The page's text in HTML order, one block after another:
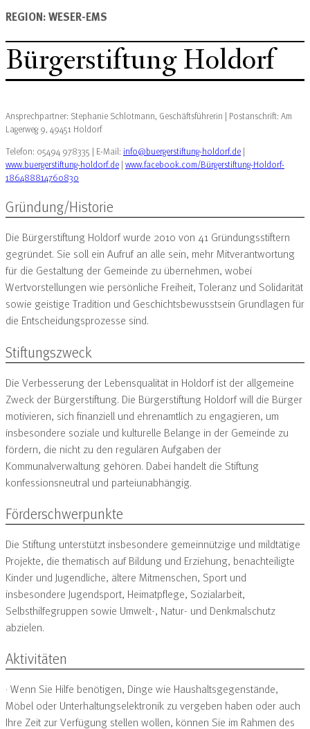
REGION: WESER-EMS
Bürgerstiftung Holdorf
Ansprechpartner: Stephanie Schlotmann, Geschäftsführerin | Postanschrift: Am
Lagerweg 9, 49451 Holdorf
Telefon: 05494 978335 | E-Mail: info@buergerstiftung-holdorf.de |
www.buergerstiftung-holdorf.de | www.facebook.com/Bürgerstiftung-Holdorf-
186488814760830
Gründung/Historie
Die Bürgerstiftung Holdorf wurde 2010 von 41 Gründungsstiftern
gegründet. Sie soll ein Aufruf an alle sein, mehr Mitverantwortung
für die Gestaltung der Gemeinde zu übernehmen, wobei
Wertvorstellungen wie persönliche Freiheit, Toleranz und Solidarität
sowie geistige Tradition und Geschichtsbewusstsein Grundlagen für
die Entscheidungsprozesse sind.
Stiftungszweck
Die Verbesserung der Lebensqualität in Holdorf ist der allgemeine
Zweck der Bürgerstiftung. Die Bürgerstiftung Holdorf will die Bürger
motivieren, sich finanziell und ehrenamtlich zu engagieren, um
insbesondere soziale und kulturelle Belange in der Gemeinde zu
fördern, die nicht zu den regulären Aufgaben der
Kommunalverwaltung gehören. Dabei handelt die Stiftung
konfessions­neutral und parteiunabhängig.
Förderschwerpunkte
Die Stiftung unterstützt insbesondere gemeinnützige und mildtätige
Projekte, die thematisch auf Bildung und Erziehung, benachteiligte
Kinder und Jugendliche, ältere Mitmenschen, Sport und
insbesondere Jugendsport, Heimatpflege, Sozialarbeit,
Selbsthilfegruppen sowie Umwelt-, Natur- und Denkmalschutz
abzielen.
Aktivitäten
· Wenn Sie Hilfe benötigen, Dinge wie Haushaltsgegenstände,
Möbel oder Unterhaltungselektronik zu vergeben haben oder auch
Ihre Zeit zur Verfügung stellen wollen, können Sie im Rahmen des